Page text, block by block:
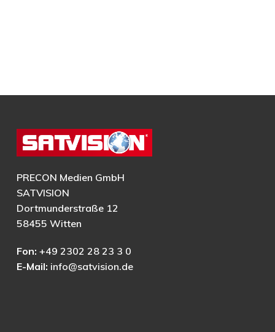
PRECON Medien GmbH
SATVISION
Dortmunderstraße 12
58455 Witten
Fon: +49 2302 28 23 3 0
E-Mail: info@satvision.de